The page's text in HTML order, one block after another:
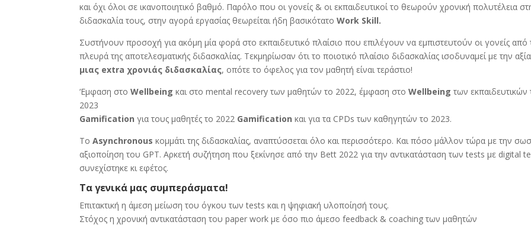
και όχι όλοι σε ικανοποιητικό βαθμό. Παρόλο που οι γονείς & οι εκπαιδευτικοί το θεωρούν χρονική πολυτέλεια
διδασκαλία τους, στην αγορά εργασίας θεωρείται ήδη βασικότατοWork Skill.
Συστήνουν προσοχή για ακόμη μία φορά στο εκπαιδευτικό πλαίσιο που επιλέγουν να εμπιστευτούν οι γονείς από
πλευρά της αποτελεσματικής διδασκαλίας. Τεκμηρίωσαν ότι το ποιοτικό πλαίσιο διδασκαλίας ισοδυναμεί με την αξία
μιας extra χρονιάς διδασκαλίας, οπότε το όφελος για τον μαθητή είναι τεράστιο!
‘Εμφαση στοWellbeing και στοmental recovery των μαθητών το 2022, έμφαση στοWellbeing των εκπαιδευτικών
2023
Gamification για τους μαθητές το 2022 Gamification και για τα CPDs των καθηγητών το 2023.
ΤοAsynchronous κομμάτι της διδασκαλίας, αναπτύσσεται όλο και περισσότερο. Και πόσο μάλλον τώρα με την
αξιοποίηση του GPT. Αρκετή συζήτηση που ξεκίνησε από την Bett 2022 για την αντικατάσταση τωνtests με digital
συνεχίστηκε κι εφέτος.
Τα γενικά μας συμπεράσματα!
Επιτακτική η άμεση μείωση του όγκου των tests και η ψηφιακή υλοποίησή τους.
Στόχος η χρονική αντικατάσταση του paper work με όσο πιο άμεσο feedback & coaching των μαθητών